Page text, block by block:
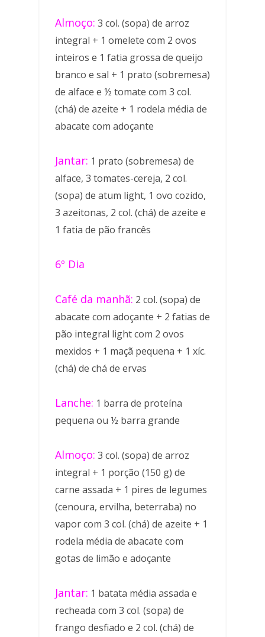
Almoço: 3 col. (sopa) de arroz
integral + 1 omelete com 2 ovos
inteiros e 1 fatia grossa de queijo
branco e sal + 1 prato (sobremesa)
de alface e ½ tomate com 3 col.
(chá) de azeite + 1 rodela média de
abacate com adoçante
Jantar: 1 prato (sobremesa) de
alface, 3 tomates-cereja, 2 col.
(sopa) de atum light, 1 ovo cozido,
3 azeitonas, 2 col. (chá) de azeite e
1 fatia de pão francês
6º Dia
Café da manhã: 2 col. (sopa) de
abacate com adoçante + 2 fatias de
pão integral light com 2 ovos
mexidos + 1 maçã pequena + 1 xíc.
(chá) de chá de ervas
Lanche: 1 barra de proteína
pequena ou ½ barra grande
Almoço: 3 col. (sopa) de arroz
integral + 1 porção (150 g) de
carne assada + 1 pires de legumes
(cenoura, ervilha, beterraba) no
vapor com 3 col. (chá) de azeite + 1
rodela média de abacate com
gotas de limão e adoçante
Jantar: 1 batata média assada e
recheada com 3 col. (sopa) de
frango desfiado e 2 col. (chá) de